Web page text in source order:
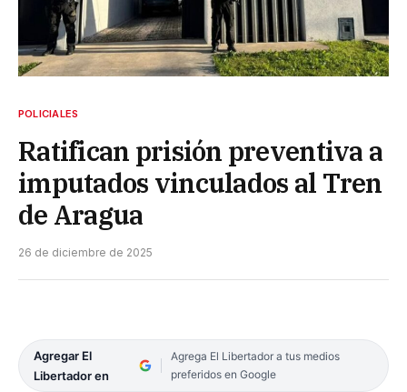
POLICIALES
Ratifican prisión preventiva a
imputados vinculados al Tren
de Aragua
26 de diciembre de 2025
Agregar El
Libertador en
Agrega El Libertador a tus medios
preferidos en Google